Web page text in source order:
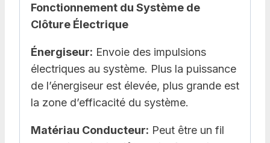
Fonctionnement du Système de
Clôture Électrique
Énergiseur: Envoie des impulsions
électriques au système. Plus la puissance
de l’énergiseur est élevée, plus grande est
la zone d’efficacité du système.
Matériau Conducteur: Peut être un fil